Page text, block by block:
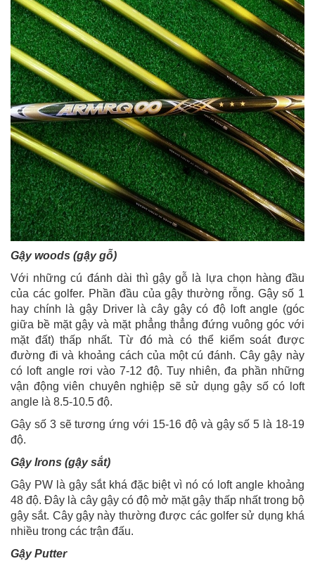
Gậy woods (gậy gỗ)
Với những cú đánh dài thì gậy gỗ là lựa chọn hàng đầu
của các golfer. Phần đầu của gậy thường rỗng. Gậy số 1
hay chính là gậy Driver là cây gậy có độ loft angle (góc
giữa bề mặt gậy và mặt phẳng thẳng đứng vuông góc với
mặt đất) thấp nhất. Từ đó mà có thể kiểm soát được
đường đi và khoảng cách của một cú đánh. Cây gậy này
có loft angle rơi vào 7-12 độ. Tuy nhiên, đa phần những
vận động viên chuyên nghiệp sẽ sử dụng gậy số có loft
angle là 8.5-10.5 độ.
Gậy số 3 sẽ tương ứng với 15-16 độ và gậy số 5 là 18-19
độ.
Gậy Irons (gậy sắt)
Gậy PW là gậy sắt khá đặc biệt vì nó có loft angle khoảng
48 độ. Đây là cây gậy có độ mở mặt gậy thấp nhất trong bộ
gậy sắt. Cây gậy này thường được các golfer sử dụng khá
nhiều trong các trận đấu.
Gậy Putter